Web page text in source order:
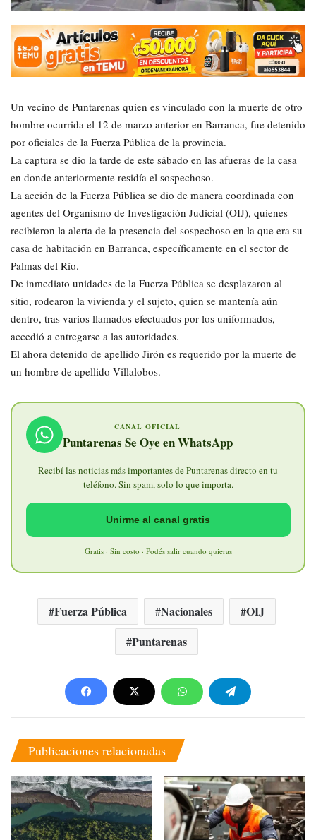
Un vecino de Puntarenas quien es vinculado con la muerte de otro
hombre ocurrida el 12 de marzo anterior en Barranca, fue detenido
por oficiales de la Fuerza Pública de la provincia.
La captura se dio la tarde de este sábado en las afueras de la casa
en donde anteriormente residía el sospechoso.
La acción de la Fuerza Pública se dio de manera coordinada con
agentes del Organismo de Investigación Judicial (OIJ), quienes
recibieron la alerta de la presencia del sospechoso en la que era su
casa de habitación en Barranca, específicamente en el sector de
Palmas del Río.
De inmediato unidades de la Fuerza Pública se desplazaron al
sitio, rodearon la vivienda y el sujeto, quien se mantenía aún
dentro, tras varios llamados efectuados por los uniformados,
accedió a entregarse a las autoridades.
El ahora detenido de apellido Jirón es requerido por la muerte de
un hombre de apellido Villalobos.
CANAL OFICIAL
Puntarenas Se Oye en WhatsApp
Recibí las noticias más importantes de Puntarenas directo en tu
teléfono. Sin spam, solo lo que importa.
Unirme al canal gratis
Gratis · Sin costo · Podés salir cuando quieras
Fuerza Pública Nacionales
OIJ
Puntarenas
Publicaciones relacionadas